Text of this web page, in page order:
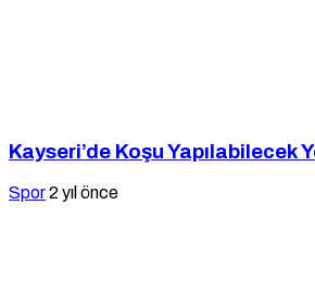
Kayseri’de Koşu Yapılabilecek
Spor2 yıl önce